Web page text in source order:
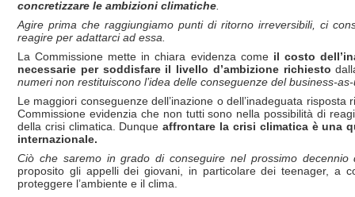
concretizzare le ambizioni climatiche
Agire prima che raggiungiamo punti di ritorno irreversibili, ci
reagire per adattarci ad essa.
La Commissione mette in chiara evidenza come il costo
necessarie per soddisfare il livello d’ambizione richiesto
numeri non restituiscono l’idea delle conseguenze del business-
Le maggiori conseguenze dell’inazione o dell’inadeguata
Commissione evidenzia che non tutti sono nella possibilità di
della crisi climatica. Dunqueaffrontare la crisi climatica è una
internazionale.
Ciò che saremo in grado di conseguire nel prossimo
proposito gli appelli dei giovani, in particolare dei teenager, a
proteggere l’ambiente e il clima.